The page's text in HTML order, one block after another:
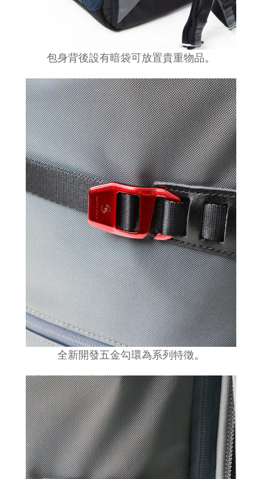
包身背後設有暗袋可放置貴重物品。
全新開發五金勾環為系列特徵。